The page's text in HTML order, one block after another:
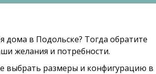
дома в Подольске? Тогда обратите
желания и потребности.
выбрать размеры и конфигурацию в